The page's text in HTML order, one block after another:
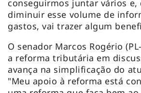
conseguirmos juntar vários e,
diminuir esse volume de
gastos, vai trazer algum
O senador Marcos Rogério
a reforma tributária em
avança na simplificação do
"Meu apoio à reforma está